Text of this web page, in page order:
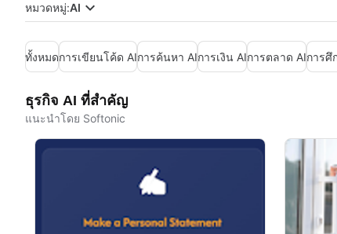
หมวดหมู่:AI
ทั้งหมดการเขียนโค้ด AIการค้นหา AIการเงิน AIการตลาด AIการศึ
ธุรกิจ AI ที่สำคัญ
แนะนำโดย Softonic